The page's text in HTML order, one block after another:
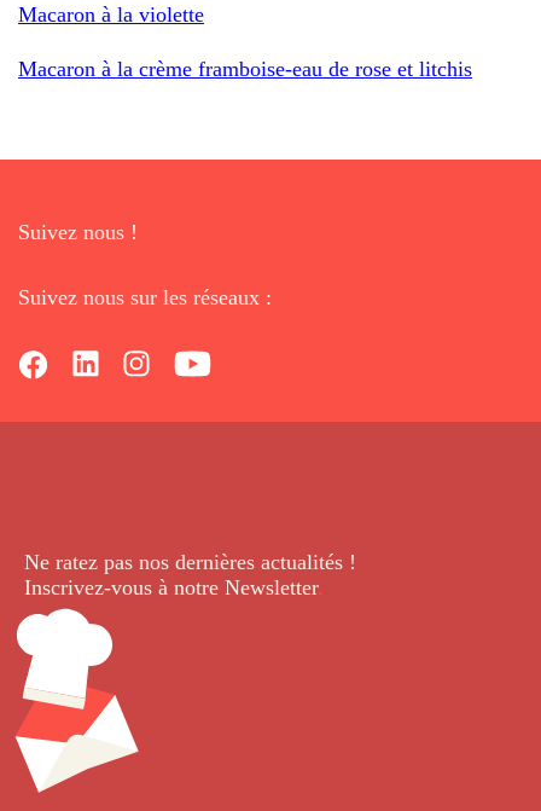
Macaron à la violette
Macaron à la crème framboise-eau de rose et litchis
Suivez nous !
Suivez nous sur les réseaux :
Ne ratez pas nos dernières actualités !
Inscrivez-vous à notre Newsletter.